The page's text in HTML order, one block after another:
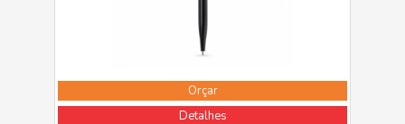
Orçar
Detalhes